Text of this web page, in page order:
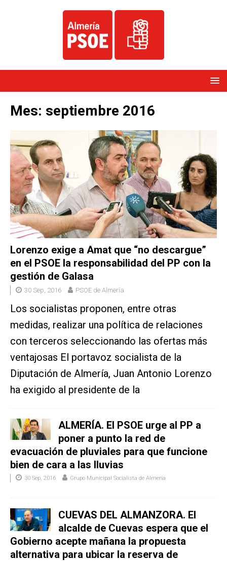
Mes: septiembre 2016
Lorenzo exige a Amat que “no descargue”
en el PSOE la responsabilidad del PP con la
gestión de Galasa
30 Sep, 2016 PSOE de Almería
Los socialistas proponen, entre otras
medidas, realizar una política de relaciones
con terceros seleccionando las ofertas más
ventajosas El portavoz socialista de la
Diputación de Almería, Juan Antonio Lorenzo
ha exigido al presidente de la
ALMERÍA. El PSOE urge al PP a
poner a punto la red de
evacuación de pluviales para que funcione
bien de cara a las lluvias
30 Sep, 2016 Grupo Municipal Socialista de Almería
CUEVAS DEL ALMANZORA. El
alcalde de Cuevas espera que el
Gobierno acepte mañana la propuesta
alternativa para ubicar la reserva de